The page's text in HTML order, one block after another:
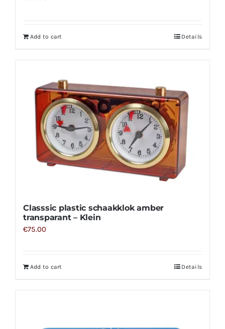
Add to cart Details
Classsic plastic schaakklok amber
transparant – Klein
€75.00
Add to cart Details